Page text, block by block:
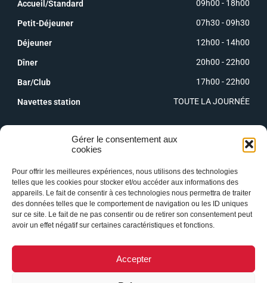
Gérer le consentement aux
cookies
Pour offrir les meilleures expériences, nous utilisons des technologies
telles que les cookies pour stocker et/ou accéder aux informations des
appareils. Le fait de consentir à ces technologies nous permettra de traiter
des données telles que le comportement de navigation ou les ID uniques
sur ce site. Le fait de ne pas consentir ou de retirer son consentement peut
avoir un effet négatif sur certaines caractéristiques et fonctions.
Accepter
Accueil/Standard 09h00 - 18h00
Petit-Déjeuner 07h30 - 09h30
Déjeuner 12h00 - 14h00
Dîner 20h00 - 22h00
Bar/Club 17h00 - 22h00
Navettes station TOUTE LA JOURNÉE